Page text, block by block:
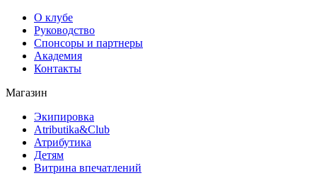
О клубе
Руководство
Спонсоры и партнеры
Академия
Контакты
Магазин
Экипировка
Atributika&Club
Атрибутика
Детям
Витрина впечатлений